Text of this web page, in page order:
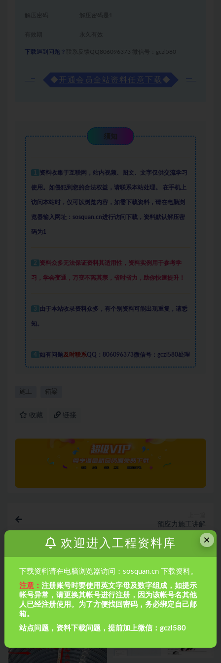
解压密码是1
有效期 永久有效
下载遇到问题？ 联系反馈QQ806096373 微信号：gczl580
◆ 开通会员全站资料任意下载◆
须知
1 资料收集于互联网 ， 站内视频、图文、文字仅供交流学习
使用。如侵犯到您的合法权益，请联系本站处理。 在手机上
访问本站时，仅可以浏览内容，如需下载资料，请在电脑浏
览器输入网址：sosquan.cn进行访问下载， 资料默认解压密
码为1
2 资料众多无法保证资料其适用性，资料实例 用于参考学
习，学会变通，万变不离其宗，省时省力，助你快速提升！
3 由于本站收录资料众多，有个别资料可能出现重复，请悉
知。
4 如有问题及时联系QQ：806096373微信号：gczl580处理
施工 箱梁
收藏 链接
预应力施工讲解
下一篇
转体施工
相关文章
×
欢迎进入工程资料库
下载资料请在电脑浏览器访问：sosquan.cn 下载资料。
注意：注册账号时要使用英文字母及数字组成，如提示
帐号异常，请更换其帐号进行注册，因为该帐号名其他
人已经注册使用。为了方便找回密码，务必绑定自己邮
箱。
站点问题，资料下载问题，提前加上微信：gczl580